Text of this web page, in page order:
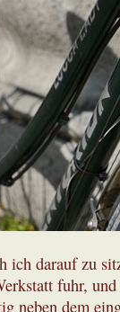
ich darauf zu
fuhr, und
neben dem